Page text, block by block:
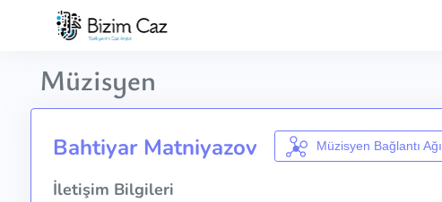
Müzisyen
Bahtiyar Matniyazov Müzisyen Bağlantı Ağı
İletişim Bilgileri